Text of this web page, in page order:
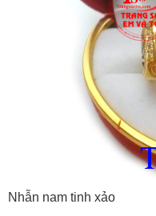
Nhẫn nam tinh xảo